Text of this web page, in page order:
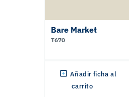
Bare Market
T670
Añadir ficha al
carrito